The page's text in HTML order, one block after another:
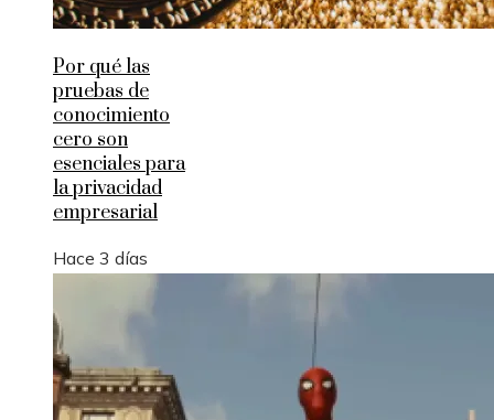
Por qué las
pruebas de
conocimiento
cero son
esenciales para
la privacidad
empresarial
Hace 3 días